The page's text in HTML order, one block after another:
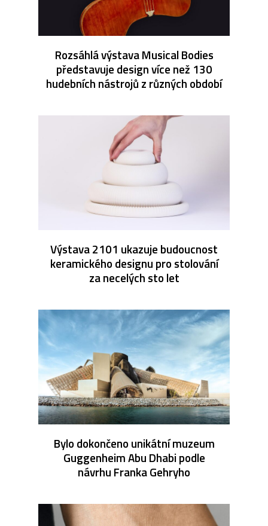
Rozsáhlá výstava Musical Bodies
představuje design více než 130
hudebních nástrojů z různých období
Výstava 2101 ukazuje budoucnost
keramického designu pro stolování
za necelých sto let
Bylo dokončeno unikátní muzeum
Guggenheim Abu Dhabi podle
návrhu Franka Gehryho